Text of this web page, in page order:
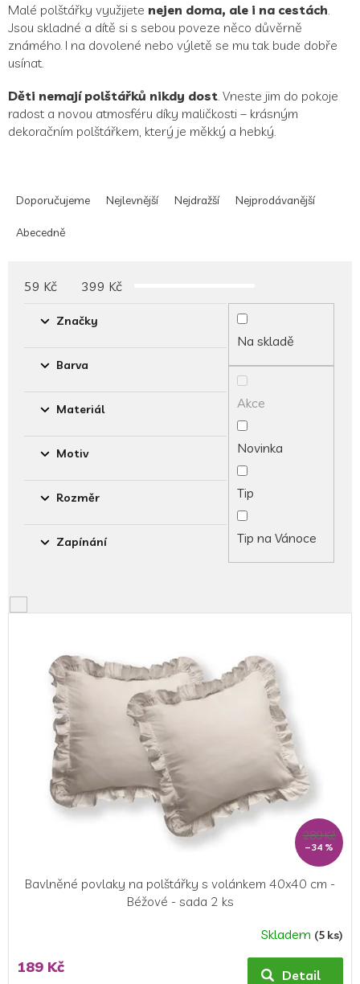
Malé polštářky využijete nejen doma, ale i na cestách
Jsou skladné a dítě si s sebou poveze něco důvěrně
známého. I na dovolené nebo výletě se mu tak bude dobře
usínat.
Děti nemají polštářků nikdy dost . Vneste jim do pokoje
radost a novou atmosféru díky maličkosti – krásným
dekoračním polštářkem, který je měkký a hebký.
aDoporučujeme Nejlevnější Nejdražší Nejprodávanější
Abecedně
59 Kč 399 Kč
Na skladě
Akce
Novinka
Tip
Tip na Vánoce
Značky
Barva
Materiál
Motiv
Rozměr
Zapínání
V
289 Kč
–34 %
Bavlněné povlaky na polštářky s volánkem 40x40 cm -
Béžové - sada 2 ks
Skladem (5 ks)
189 Kč Detail